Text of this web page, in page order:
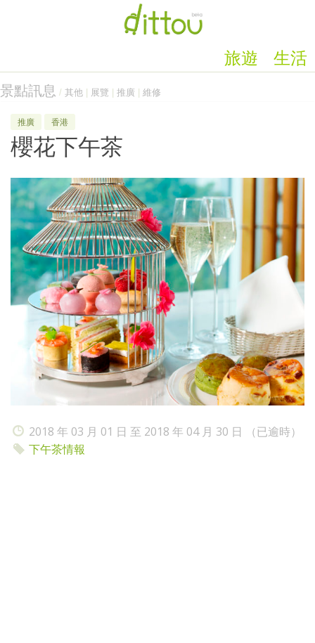
生活
旅遊
景點訊息 / 其他 展覽 推廣 維修
推廣 香港
櫻花下午茶
2018 年 03 月 01 日 至 2018 年 04 月 30 日 （已逾時）
下午茶情報